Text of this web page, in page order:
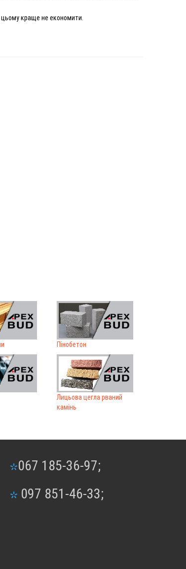
цьому краще не економити.
Пінобетон
Лицьова цегла рваний
камінь
067 185-36-97;
097 851-46-33;